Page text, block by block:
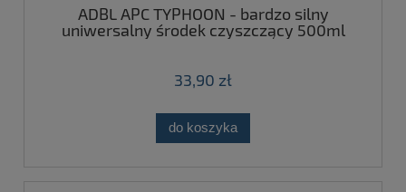
ADBL APC TYPHOON - bardzo silny
uniwersalny środek czyszczący 500ml
33,90 zł
do koszyka